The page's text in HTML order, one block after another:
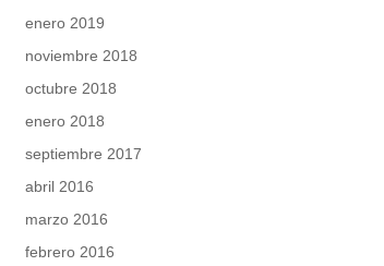
enero 2019
noviembre 2018
octubre 2018
enero 2018
septiembre 2017
abril 2016
marzo 2016
febrero 2016